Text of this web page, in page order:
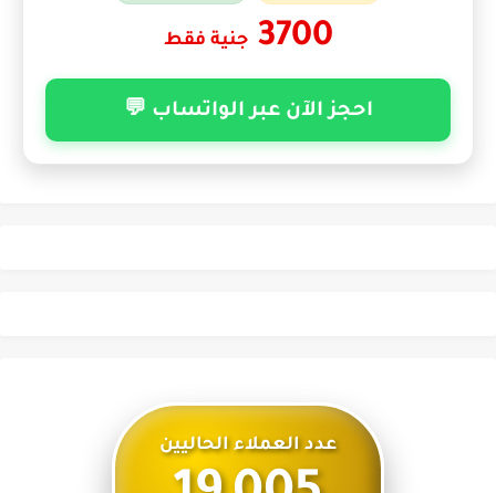
3700 جنية فقط
احجز الآن عبر الواتساب 💬
عدد العملاء الحاليين